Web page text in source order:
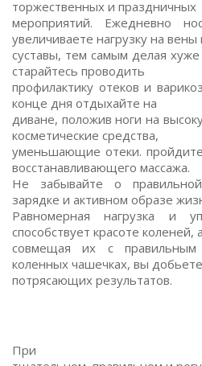
торжественных и праздничных
мероприятий. Ежедневно
увеличиваете нагрузку на вены
суставы, тем самым делая
старайтесь проводить
профилактику отеков и
конце дня отдыхайте на
диване, положив ноги на
косметические средства,
уменьшающие отеки.
восстанавливающего массажа.
Не забывайте о
зарядке и активном образе
Равномерная нагрузка и
способствует красоте коленей, а
совмещая их с
коленных чашечках, вы
потрясающих результатов.
При